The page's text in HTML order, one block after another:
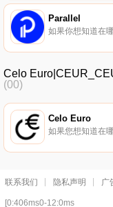
Parallel
Celo
(00)
Celo Euro
联系我们 隐私声明 广
[0:406ms0-12:0ms